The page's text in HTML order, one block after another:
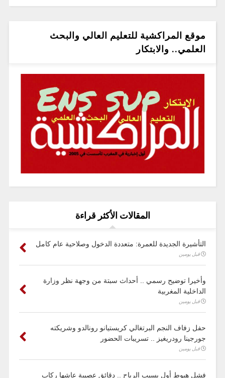
موقع المراكشية للتعليم العالي والبحث
العلمي.. والابتكار
المقالات الأكثر قراءة
التأشيرة الجديدة للعمرة: متعددة الدخول وصلاحية عام كامل
قبل يومين
وأخيرا توضيح رسمي .. أحداث سبتة من وجهة نظر وزارة
الداخلية المغربية
قبل يومين
حفل زفاف النجم البرتغالي كريستيانو رونالدو وشريكته
جورجينا رودريغيز .. تسريبات الحضور
قبل يومين
فشل هبوط أول بسبب الرياح .. دقائق عصيبة عاشها ركاب